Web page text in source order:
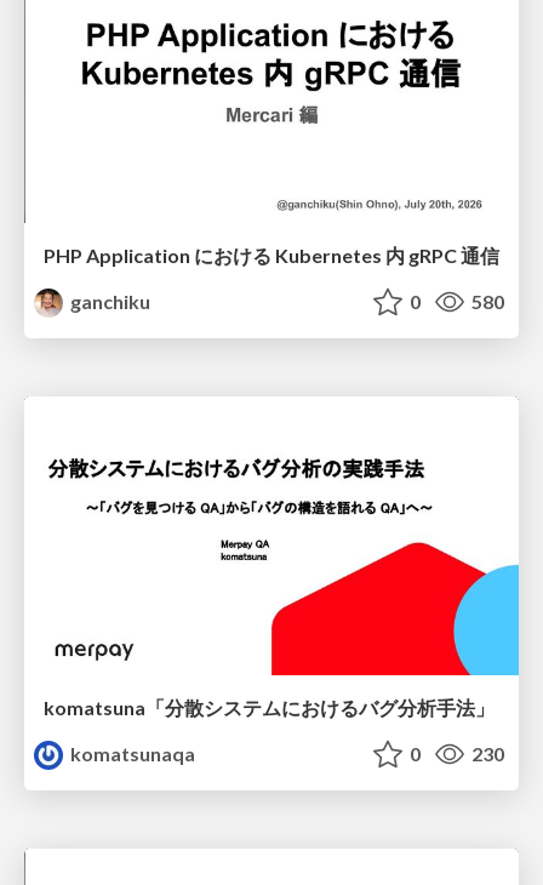
PHP Application における Kubernetes 内 gRPC 通信
ganchiku
0 580
komatsuna「分散システムにおけるバグ分析手法」
komatsunaqa
0 230